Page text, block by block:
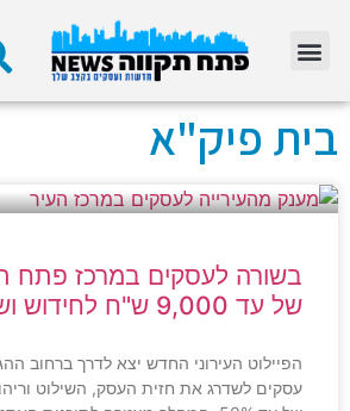
בית פיק"א
בשורה לעסקים במרכז פתח
של עד 9,000 ש"ח לחידוש ושדרוג חזיתות
הפיילוט העירוני החדש יצא לדרך ברחוב
עסקים לשדרג את חזית העסק, השילוט